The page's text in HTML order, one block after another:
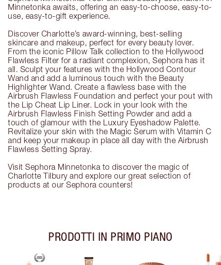
Minnetonka awaits, offering an easy-to-choose, easy-to-
use, easy-to-gift experience.
Discover Charlotte’s award-winning, best-selling
skincare and makeup, perfect for every beauty lover.
From the iconic Pillow Talk collection to the Hollywood
Flawless Filter for a radiant complexion, Sephora has it
all. Sculpt your features with the Hollywood Contour
Wand and add a luminous touch with the Beauty
Highlighter Wand. Create a flawless base with the
Airbrush Flawless Foundation and perfect your pout with
the Lip Cheat Lip Liner. Lock in your look with the
Airbrush Flawless Finish Setting Powder and add a
touch of glamour with the Luxury Eyeshadow Palette.
Revitalize your skin with the Magic Serum with Vitamin C
and keep your makeup in place all day with the Airbrush
Flawless Setting Spray.
Visit Sephora Minnetonka to discover the magic of
Charlotte Tilbury and explore our great selection of
products at our Sephora counters!
PRODOTTI IN PRIMO PIANO